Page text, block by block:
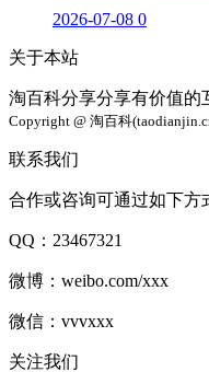
2026-07-08 0
关于本站
淘百科分享分享有价值的
Copyright @ 淘百科
联系我们
合作或咨询可通过如下方
QQ：23467321
微博：weibo.com/xxx
微信：vvvxxx
关注我们